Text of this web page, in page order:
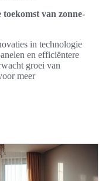
van zonne-
in technologie
en efficiëntere
groei van
meer